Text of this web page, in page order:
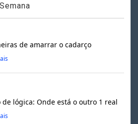
de amarrar o cadarço
de lógica: Onde está o outro 1 real